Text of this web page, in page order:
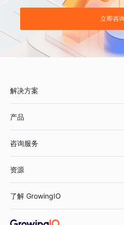
立即咨询
解决方案
鞋服行业
汽车行业
产品
智能运营
咨询服务
资源
了解 GrowingIO